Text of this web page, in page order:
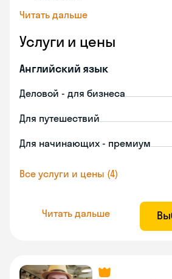
Читать дальше
Услуги и цены
Английский язык
Деловой - для бизнеса
Для путешествий
Для начинающих - премиум
Все услуги и цены (4)
Читать дальше